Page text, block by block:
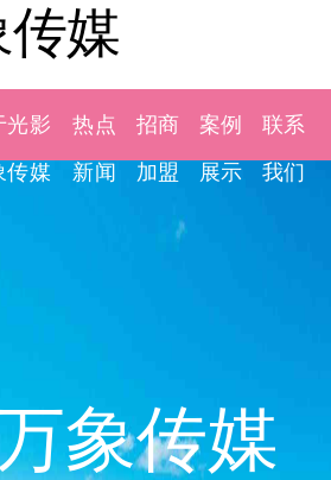
媒
光影
传媒
热点
新闻
招商
加盟
案例
展示
联系
我们
象传媒